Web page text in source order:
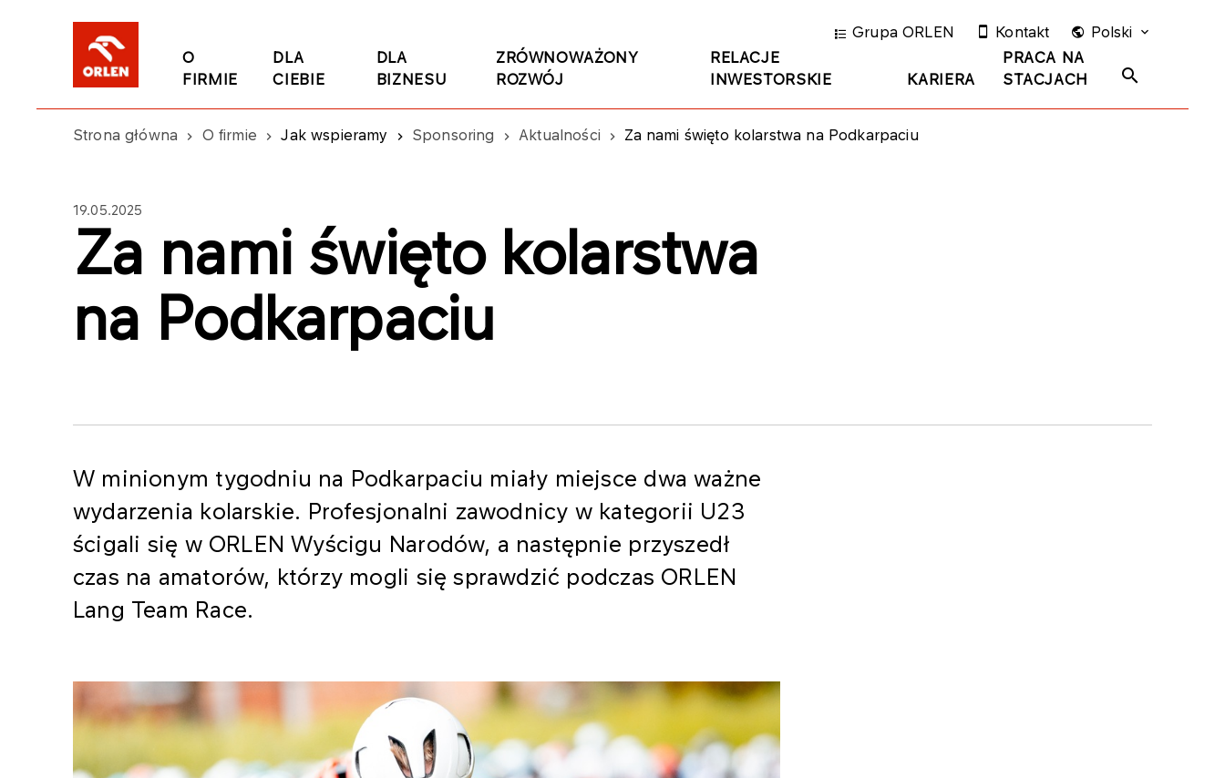
O
FIRMIE
DLA
CIEBIE
DLA
BIZNESU
ZRÓWNOWAŻONY
ROZWÓJ
RELACJE
INWESTORSKIE
KARIERA
PRACA NA
STACJACH
Grupa ORLEN Kontakt Polski
Strona główna O firmie Jak wspieramy Sponsoring Aktualności Za nami święto kolarstwa na Podkarpaciu
19.05.2025
Za nami święto kolarstwa
na Podkarpaciu
W minionym tygodniu na Podkarpaciu miały miejsce dwa ważne
wydarzenia kolarskie. Profesjonalni zawodnicy w kategorii U23
ścigali się w ORLEN Wyścigu Narodów, a następnie przyszedł
czas na amatorów, którzy mogli się sprawdzić podczas ORLEN
Lang Team Race.